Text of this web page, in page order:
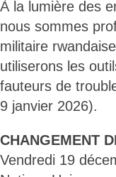
À la lumière des
nous sommes
militaire
utiliserons les
fauteurs de
9 janvier 2026).
CHANGEMENT
Vendredi 19